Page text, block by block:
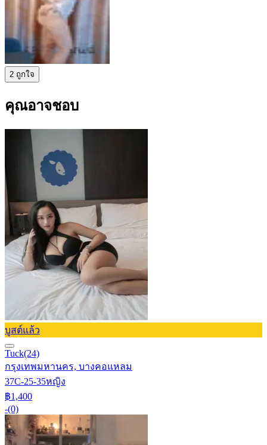
2 ถูกใจ
คุณอาจชอบ
บูสต์แล้ว
Tuck(24)
กรุงเทพมหานคร, บางคอแหลม
37C-25-35หญิง
฿1,400
-(0)